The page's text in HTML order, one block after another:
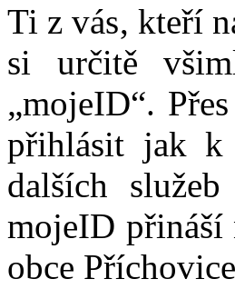
Ti z vás, kteří
si určitě
„mojeID“.
přihlásit jak k
dalších
mojeID přináší
obce